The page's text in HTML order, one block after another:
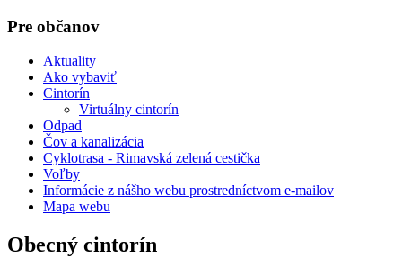
Pre občanov
Aktuality
Ako vybaviť
Cintorín
Virtuálny cintorín
Odpad
Čov a kanalizácia
Cyklotrasa - Rimavská zelená cestička
Voľby
Informácie z nášho webu prostredníctvom e-mailov
Mapa webu
Obecný cintorín